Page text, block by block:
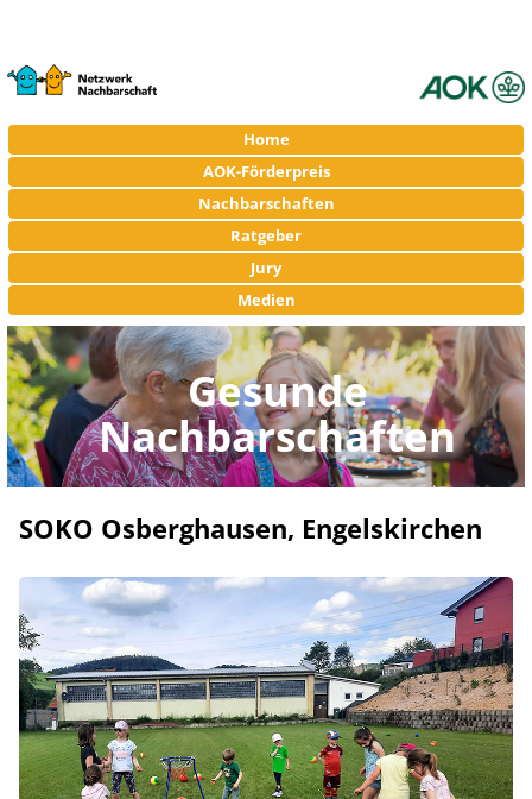
Navigation
überspringen
Home
AOK-Förderpreis
Nachbarschaften
Ratgeber
Jury
Medien
Gesunde
Nachbarschaften
SOKO Osberghausen, Engelskirchen